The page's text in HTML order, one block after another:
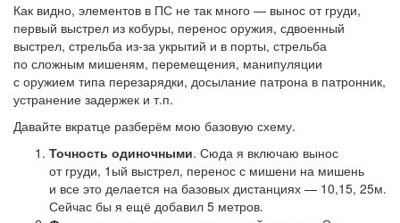
Как видно, элементов в ПС не так много — вынос от груди,
первый выстрел из кобуры, перенос оружия, сдвоенный
выстрел, стрельба из-за укрытий и в порты, стрельба
по сложным мишеням, перемещения, манипуляции
с оружием типа перезарядки, досылание патрона в патронник,
устранение задержек и т.п.
Давайте вкратце разберём мою базовую схему.
Точность одиночными. Сюда я включаю вынос
от груди, 1ый выстрел, перенос с мишени на мишень
и все это делается на базовых дистанциях — 10,15, 25м.
Сейчас бы я ещё добавил 5 метров.